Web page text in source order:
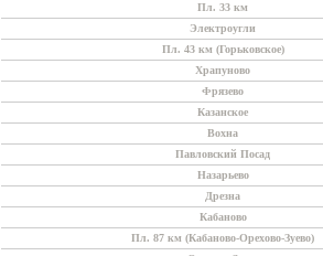
Пл. 33 км
Электроугли
Пл. 43 км (Горьковское)
Храпуново
Фрязево
Казанское
Вохна
Павловский Посад
Назарьево
Дрезна
Кабаново
Пл. 87 км (Кабаново-Орехово-Зуево)